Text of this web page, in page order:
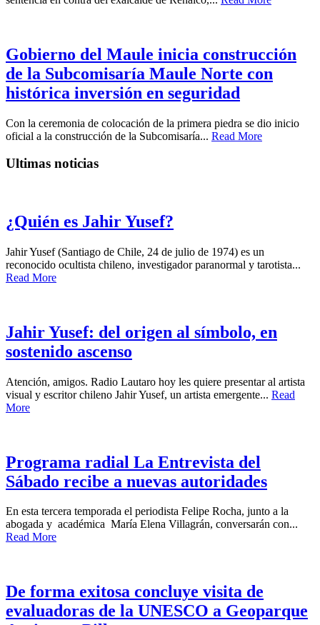
Gobierno del Maule inicia construcción
de la Subcomisaría Maule Norte con
histórica inversión en seguridad
Con la ceremonia de colocación de la primera piedra se dio inicio
oficial a la construcción de la Subcomisaría... Read More
Ultimas noticias
¿Quién es Jahir Yusef?
Jahir Yusef (Santiago de Chile, 24 de julio de 1974) es un
reconocido ocultista chileno, investigador paranormal y tarotista...
Read More
Jahir Yusef: del origen al símbolo, en
sostenido ascenso
Atención, amigos. Radio Lautaro hoy les quiere presentar al artista
visual y escritor chileno Jahir Yusef, un artista emergente... Read
More
Programa radial La Entrevista del
Sábado recibe a nuevas autoridades
En esta tercera temporada el periodista Felipe Rocha, junto a la
abogada y académica María Elena Villagrán, conversarán con...
Read More
De forma exitosa concluye visita de
evaluadoras de la UNESCO a Geoparque